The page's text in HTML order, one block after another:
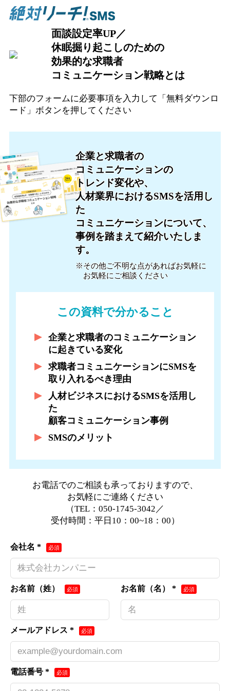
面談設定率UP／
休眠掘り起こしのための
効果的な求職者
コミュニケーション戦略とは
下部のフォームに必要事項を入力して「無料ダウンロ
ード」ボタンを押してください
企業と求職者の
コミュニケーションの
トレンド変化や、
人材業界におけるSMSを活用し
た
コミュニケーションについて、
事例を踏まえて紹介いたしま
す。
※その他ご不明な点があればお気軽に
お気軽にご相談ください
この資料で分かること
企業と求職者のコミュニケーション
に起きている変化
求職者コミュニケーションにSMSを
取り入れるべき理由
人材ビジネスにおけるSMSを活用し
た
顧客コミュニケーション事例
SMSのメリット
お電話でのご相談も承っておりますので、
お気軽にご連絡ください
（TEL：050-1745-3042／
受付時間：平日10：00~18：00）
会社名 *
お名前（姓） お名前（名） *
メールアドレス *
電話番号 *